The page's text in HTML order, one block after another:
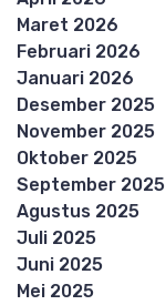
Maret 2026
Februari 2026
Januari 2026
Desember 2025
November 2025
Oktober 2025
September 2025
Agustus 2025
Juli 2025
Juni 2025
Mei 2025